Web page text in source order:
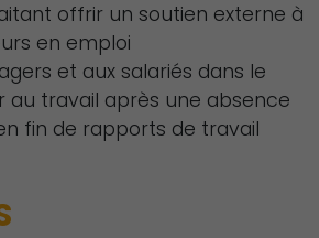
offrir un soutien externe à
en emploi
et aux salariés dans le
au travail après une absence
fin de rapports de travail